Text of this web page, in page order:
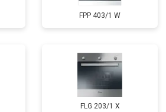
FPP 403/1 W
FLG 203/1 X